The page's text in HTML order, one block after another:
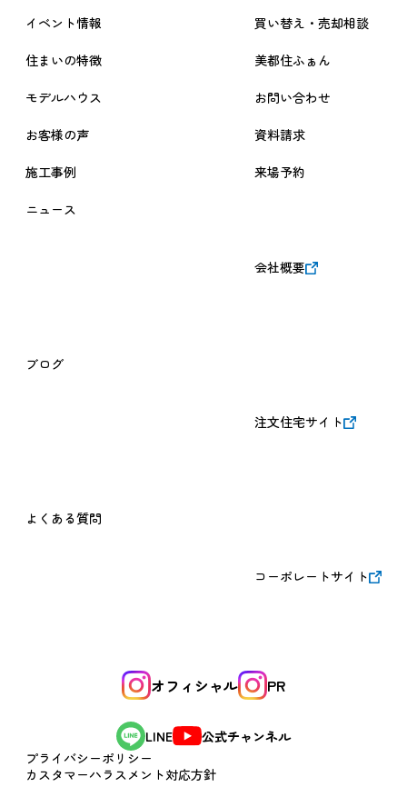
改定履歴
イベント情報
住まいの特徴
モデルハウス
お客様の声
施工事例
ニュース
ブログ
よくある質問
買い替え・売却相談
美都住ふぁん
お問い合わせ
資料請求
来場予約
会社概要
注文住宅サイト
コーポレートサイト
オフィシャル PR
LINE
公式チャンネル
プライバシーポリシー
カスタマーハラスメント対応方針